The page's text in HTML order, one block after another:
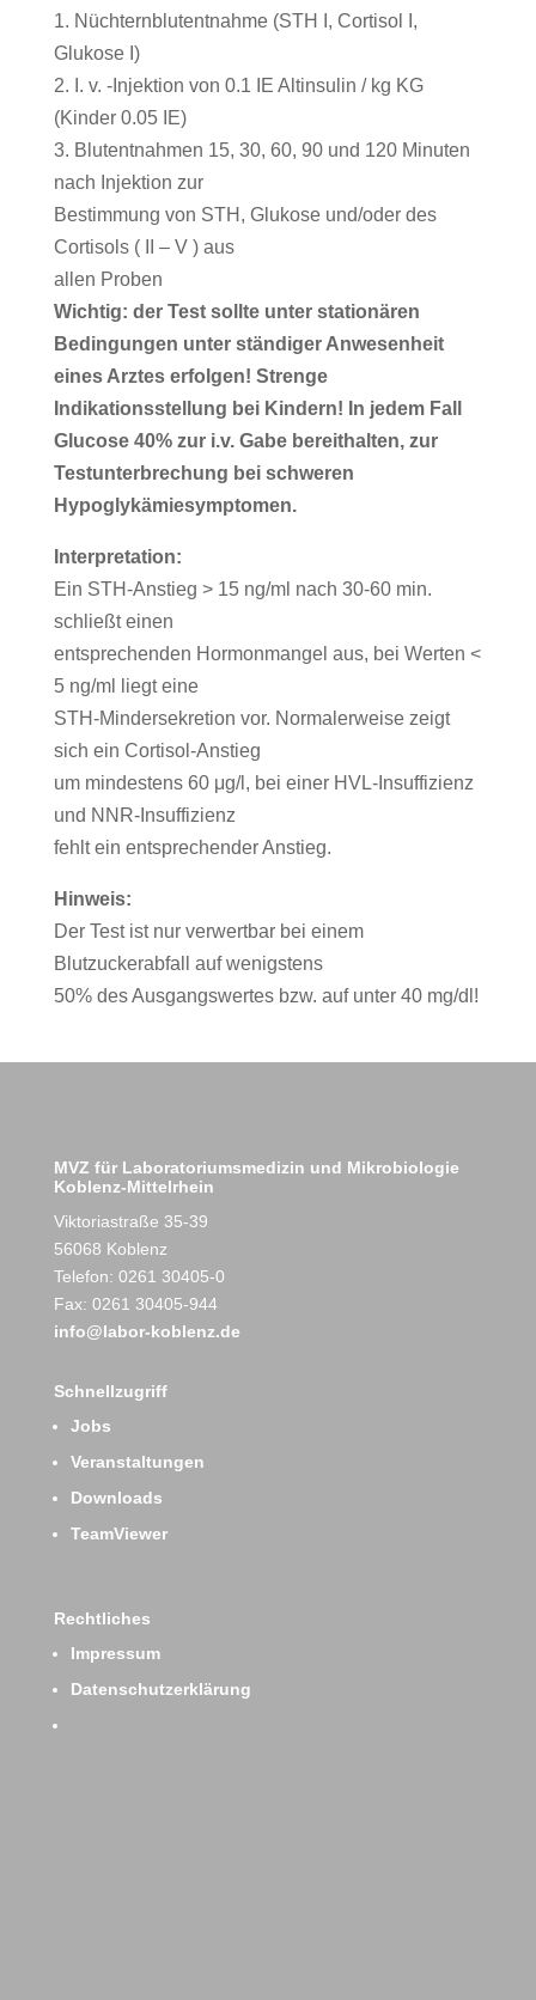
1. Nüchternblutentnahme (STH I, Cortisol I,
Glukose I)
2. I. v. -Injektion von 0.1 IE Altinsulin / kg KG
(Kinder 0.05 IE)
3. Blutentnahmen 15, 30, 60, 90 und 120 Minuten
nach Injektion zur
Bestimmung von STH, Glukose und/oder des
Cortisols ( II – V ) aus
allen Proben
Wichtig: der Test sollte unter stationären
Bedingungen unter ständiger Anwesenheit
eines Arztes erfolgen! Strenge
Indikationsstellung bei Kindern! In jedem Fall
Glucose 40% zur i.v. Gabe bereithalten, zur
Testunterbrechung bei schweren
Hypoglykämiesymptomen.
Interpretation:
Ein STH-Anstieg > 15 ng/ml nach 30-60 min.
schließt einen
entsprechenden Hormonmangel aus, bei Werten <
5 ng/ml liegt eine
STH-Mindersekretion vor. Normalerweise zeigt
sich ein Cortisol-Anstieg
um mindestens 60 μg/l, bei einer HVL-Insuffizienz
und NNR-Insuffizienz
fehlt ein entsprechender Anstieg.
Hinweis:
Der Test ist nur verwertbar bei einem
Blutzuckerabfall auf wenigstens
50% des Ausgangswertes bzw. auf unter 40 mg/dl!
MVZ für Laboratoriumsmedizin und Mikrobiologie
Koblenz-Mittelrhein
Viktoriastraße 35-39
56068 Koblenz
Telefon: 0261 30405-0
Fax: 0261 30405-944
info@labor-koblenz.de
Schnellzugriff
Jobs
Veranstaltungen
Downloads
TeamViewer
Rechtliches
Impressum
Datenschutzerklärung